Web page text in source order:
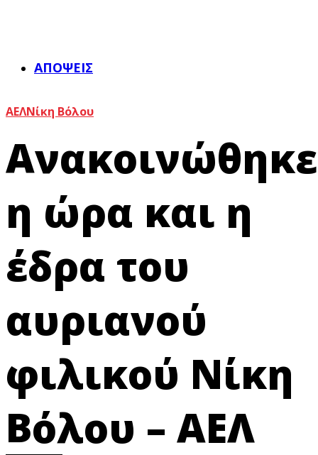
ΑΠΌΨΕΙΣ
ΑΕΛΝίκη Βόλου
Ανακοινώθηκε
η ώρα και η
έδρα του
αυριανού
φιλικού Νίκη
Βόλου – ΑΕΛ